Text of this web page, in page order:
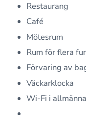
Restaurang
Café
Mötesrum
Rum för flera
Förvaring av
Väckarklocka
Wi-Fi i